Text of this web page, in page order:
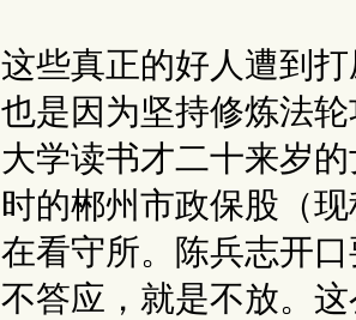
这些真正的好人遭到
也是因为坚持修炼法
大学读书才二十来岁
时的郴州市政保股（
在看守所。陈兵志开
不答应，就是不放。